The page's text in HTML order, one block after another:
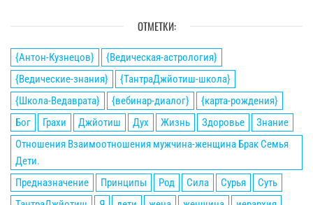
ОТМЕТКИ:
{Антон-Кузнецов}
{Ведическая-астрология}
{Ведические-знания}
{ТантраДжйотиш-школа}
{Школа-Ведаврата}
{вебинар-диалог}
{карта-рождения}
Бог
Грахи Джйотиш Дух Жизнь Здоровье
Знание
Отношения Взаимоотношения мужчина-женщина Брак Семья
Дети.
Предназначение
Принципы Род Сила Сурья
Суть